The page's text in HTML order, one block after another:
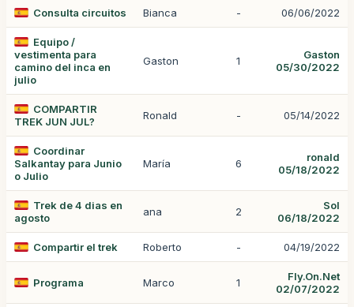
Consulta circuitos Bianca - 06/06/2022
Equipo /
vestimenta para
camino del inca en
julio
Gaston 1
Gaston
05/30/2022
COMPARTIR
TREK JUN JUL?
Ronald - 05/14/2022
Coordinar
Salkantay para Junio
o Julio
María 6
ronald
05/18/2022
Trek de 4 dias en
agosto
ana 2
Sol
06/18/2022
Compartir el trek Roberto - 04/19/2022
Programa Marco 1
Fly.On.Net
02/07/2022